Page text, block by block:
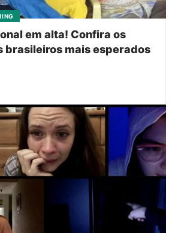
em alta! Confira os
brasileiros mais esperados